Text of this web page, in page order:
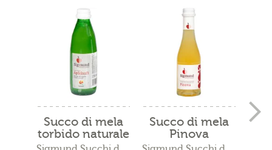
Succo di mela
torbido naturale
Succo di mela
Pinova